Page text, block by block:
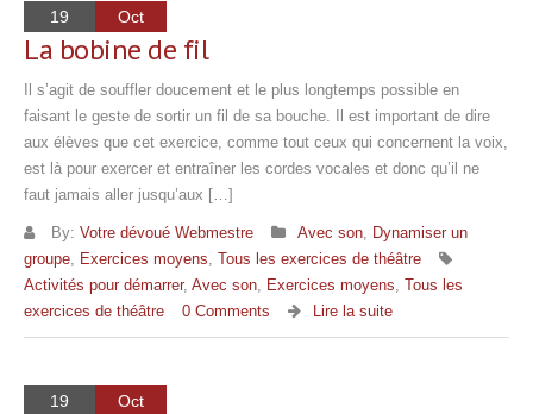
19 Oct
La bobine de fil
Il s’agit de souffler doucement et le plus longtemps possible en
faisant le geste de sortir un fil de sa bouche. Il est important de dire
aux élèves que cet exercice, comme tout ceux qui concernent la voix,
est là pour exercer et entraîner les cordes vocales et donc qu’il ne
faut jamais aller jusqu’aux […]
By: Votre dévoué Webmestre Avec son, Dynamiser un
groupe, Exercices moyens, Tous les exercices de théâtre
Activités pour démarrer, Avec son, Exercices moyens, Tous les
exercices de théâtre
0 Comments Lire la suite
19 Oct